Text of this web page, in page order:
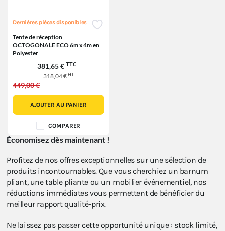
Dernières pièces disponibles
Tente de réception
OCTOGONALE ECO 6m x 4m en
Polyester
381,65 € TTC
318,04 €HT
449,00 €
AJOUTER AU PANIER
COMPARER
Économisez dès maintenant !
Profitez de nos offres exceptionnelles sur une sélection de
produits incontournables. Que vous cherchiez un barnum
pliant, une table pliante ou un mobilier événementiel, nos
réductions immédiates vous permettent de bénéficier du
meilleur rapport qualité-prix.
Ne laissez pas passer cette opportunité unique : stock limité,